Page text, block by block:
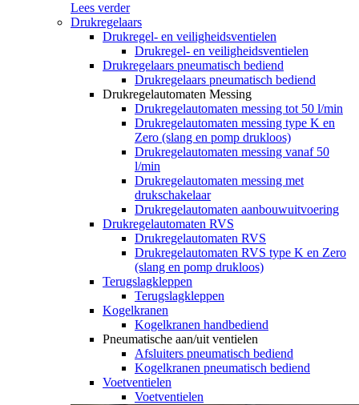
Lees verder
Drukregelaars
Drukregel- en veiligheidsventielen
Drukregel- en veiligheidsventielen
Drukregelaars pneumatisch bediend
Drukregelaars pneumatisch bediend
Drukregelautomaten Messing
Drukregelautomaten messing tot 50 l/min
Drukregelautomaten messing type K en
Zero (slang en pomp drukloos)
Drukregelautomaten messing vanaf 50
l/min
Drukregelautomaten messing met
drukschakelaar
Drukregelautomaten aanbouwuitvoering
Drukregelautomaten RVS
Drukregelautomaten RVS
Drukregelautomaten RVS type K en Zero
(slang en pomp drukloos)
Terugslagkleppen
Terugslagkleppen
Kogelkranen
Kogelkranen handbediend
Pneumatische aan/uit ventielen
Afsluiters pneumatisch bediend
Kogelkranen pneumatisch bediend
Voetventielen
Voetventielen